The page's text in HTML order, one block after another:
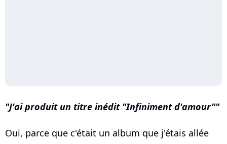
J'ai produit un titre inédit "Infiniment d'amour"
Oui, parce que c'était un album que j'étais allée